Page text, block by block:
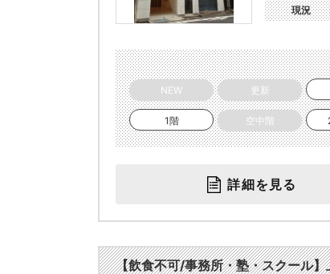
現況
NEW 更新
1階 空中階
詳細を見る
【飲食不可/事務所・塾・スクール